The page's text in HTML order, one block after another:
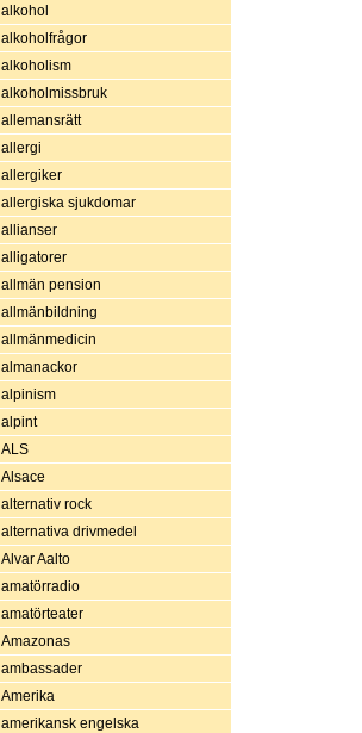
alkohol
alkoholfrågor
alkoholism
alkoholmissbruk
allemansrätt
allergi
allergiker
allergiska sjukdomar
allianser
alligatorer
allmän pension
allmänbildning
allmänmedicin
almanackor
alpinism
alpint
ALS
Alsace
alternativ rock
alternativa drivmedel
Alvar Aalto
amatörradio
amatörteater
Amazonas
ambassader
Amerika
amerikansk engelska